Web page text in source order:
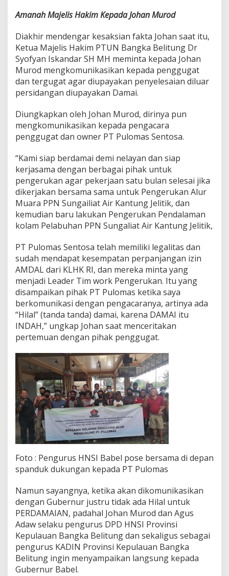
Amanah Majelis Hakim Kepada Johan Murod
Diakhir mendengar kesaksian fakta Johan saat itu,
Ketua Majelis Hakim PTUN Bangka Belitung Dr
Syofyan Iskandar SH MH meminta kepada Johan
Murod mengkomunikasikan kepada penggugat
dan tergugat agar diupayakan penyelesaian diluar
persidangan diupayakan Damai.
Diungkapkan oleh Johan Murod, dirinya pun
mengkomunikasikan kepada pengacara
penggugat dan owner PT Pulomas Sentosa.
“Kami siap berdamai demi nelayan dan siap
kerjasama dengan berbagai pihak untuk
pengerukan agar pekerjaan satu bulan selesai jika
dikerjakan bersama sama untuk Pengerukan Alur
Muara PPN Sungailiat Air Kantung Jelitik, dan
kemudian baru lakukan Pengerukan Pendalaman
kolam Pelabuhan PPN Sungaliat Air Kantung Jelitik,
PT Pulomas Sentosa telah memiliki legalitas dan
sudah mendapat kesempatan perpanjangan izin
AMDAL dari KLHK RI, dan mereka minta yang
menjadi Leader Tim work Pengerukan. Itu yang
disampaikan pihak PT Pulomas ketika saya
berkomunikasi dengan pengacaranya, artinya ada
“Hilal” (tanda tanda) damai, karena DAMAI itu
INDAH,” ungkap Johan saat menceritakan
pertemuan dengan pihak penggugat.
Foto : Pengurus HNSI Babel pose bersama di depan
spanduk dukungan kepada PT Pulomas
Namun sayangnya, ketika akan dikomunikasikan
dengan Gubernur justru tidak ada Hilal untuk
PERDAMAIAN, padahal Johan Murod dan Agus
Adaw selaku pengurus DPD HNSI Provinsi
Kepulauan Bangka Belitung dan sekaligus sebagai
pengurus KADIN Provinsi Kepulauan Bangka
Belitung ingin menyampaikan langsung kepada
Gubernur Babel.